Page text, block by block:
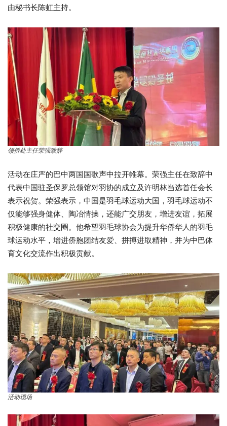
由秘书长陈虹主持。
领侨处主任荣强致辞
活动在庄严的巴中两国国歌声中拉开帷幕。荣强主任在致辞中
代表中国驻圣保罗总领馆对羽协的成立及许明林当选首任会长
表示祝贺。荣强表示，中国是羽毛球运动大国，羽毛球运动不
仅能够强身健体、陶冶情操，还能广交朋友，增进友谊，拓展
积极健康的社交圈。他希望羽毛球协会为提升华侨华人的羽毛
球运动水平，增进侨胞团结友爱、拼搏进取精神，并为中巴体
育文化交流作出积极贡献。
活动现场